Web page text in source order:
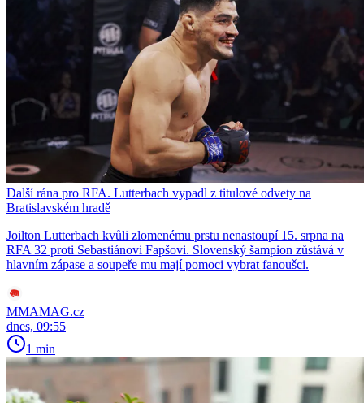
Další rána pro RFA. Lutterbach vypadl z titulové odvety na
Bratislavském hradě
Joilton Lutterbach kvůli zlomenému prstu nenastoupí 15. srpna na
RFA 32 proti Sebastiánovi Fapšovi. Slovenský šampion zůstává v
hlavním zápase a soupeře mu mají pomoci vybrat fanoušci.
MMAMAG.cz
dnes, 09:55
1 min